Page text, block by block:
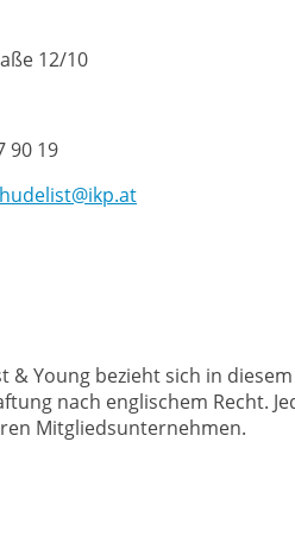
12/10
90 19
& Young bezieht sich in
nach englischem Recht.
Mitgliedsunternehmen.